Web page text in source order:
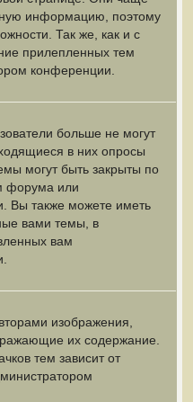
информацию, поэтому
Так же, как и с
прилепленных тем
конференции.
больше не могут
в них опросы
могут быть закрыты по
форума или
Вы также можете иметь
вами темы, в
вам
изображения,
их содержание.
тем зависит от